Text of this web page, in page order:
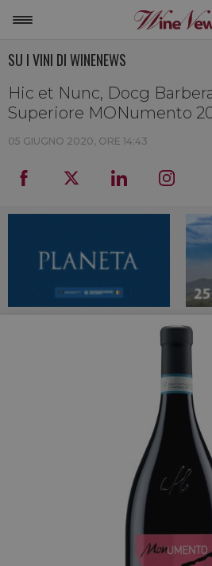
MONDO
NON SOLO
LA CANTINA DI
DICONO DI
WINENEWS
SU I VINI DI WINENEWS
Hic et Nunc, Docg
Superiore MONumento
05 GIUGNO 2020, ORE 14:43